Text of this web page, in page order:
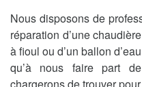
Nous disposons de
réparation d’une
à fioul ou d’un ballon
qu’à nous faire part